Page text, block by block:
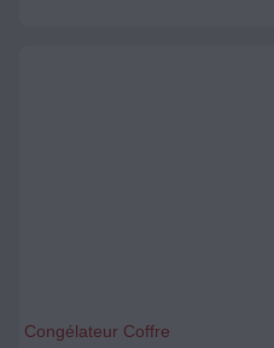
Congélateur Coffre